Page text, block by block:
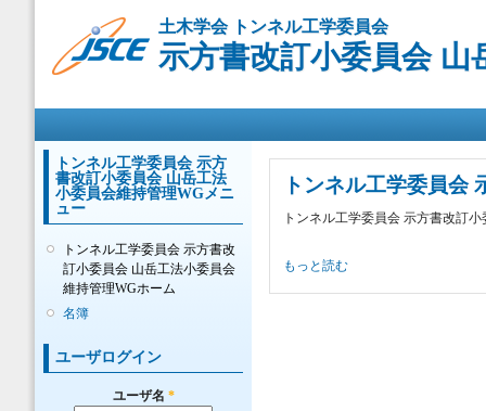
ン
ツ
に
移
動
土木学会 トンネル工学委員会
示方書改訂小委員会 山
トンネル工学委員会 示方
書改訂小委員会 山岳工法
小委員会維持管理WGメニ
ュー
トンネル工学委員会 示方書改
訂小委員会 山岳工法小委員会
維持管理WGホーム
名簿
ユーザログイン
ユーザ名 *
トンネル工学委員会
トンネル工学委員会 示方書改訂
トンネル工学委員会 示方書改訂
もっと読む